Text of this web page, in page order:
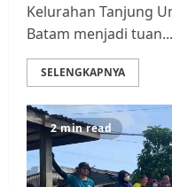
Kelurahan Tanjung
Batam menjadi tuan...
SELENGKAPNYA
2 min read